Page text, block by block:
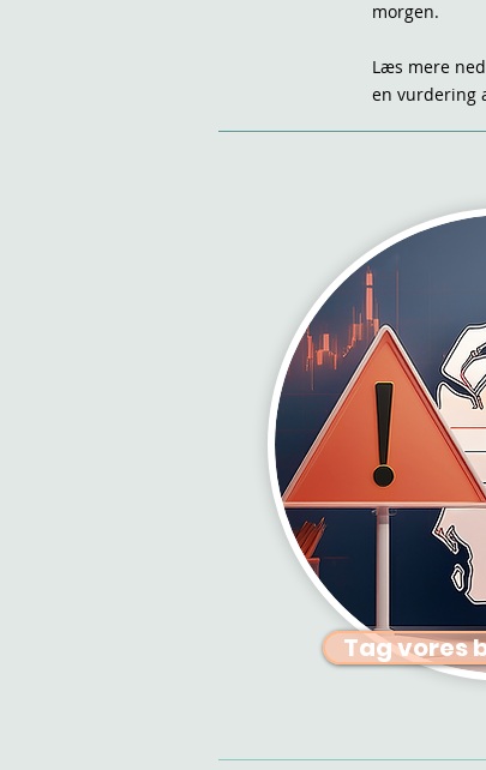
morgen.
Læs mere
en vurdering
Tag vores